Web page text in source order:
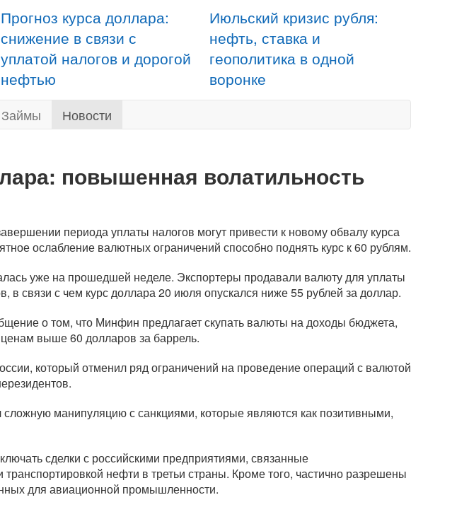
Прогноз курса доллара:
снижение в связи с
уплатой налогов и дорогой
нефтью
Июльский кризис рубля:
нефть, ставка и
геополитика в одной
воронке
Займы Новости
повышенная волатильность
периода уплаты налогов могут привести к новому обвалу курса
ослабление валютных ограничений способно поднять курс к 60 рублям.
уже на прошедшей неделе. Экспортеры продавали валюту для уплаты
в связи с чем курс доллара 20 июля опускался ниже 55 рублей за доллар.
о том, что Минфин предлагает скупать валюты на доходы бюджета,
выше 60 долларов за баррель.
который отменил ряд ограничений на проведение операций с валютой
.
манипуляцию с санкциями, которые являются как позитивными,
сделки с российскими предприятиями, связанные
транспортировкой нефти в третьи страны. Кроме того, частично разрешены
для авиационной промышленности.